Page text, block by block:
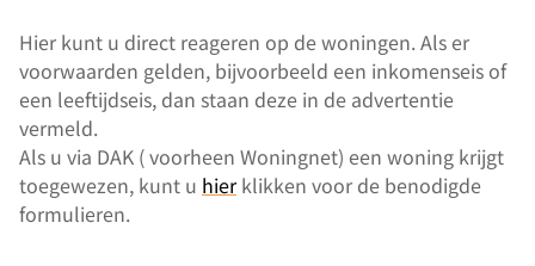
Hier kunt u direct reageren op de woningen. Als er
voorwaarden gelden, bijvoorbeeld een inkomenseis of
een leeftijdseis, dan staan deze in de advertentie
vermeld.
Als u via DAK ( voorheen Woningnet) een woning krijgt
toegewezen, kunt u hierklikken voor de benodigde
formulieren.